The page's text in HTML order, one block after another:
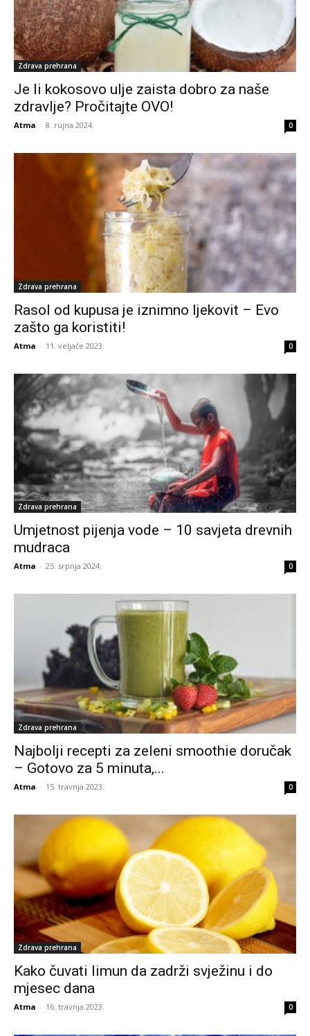
Zdrava prehrana
Je li kokosovo ulje zaista dobro za naše
zdravlje? Pročitajte OVO!
Atma - 8. rujna 2024. 0
Zdrava prehrana
Rasol od kupusa je iznimno ljekovit – Evo
zašto ga koristiti!
Atma - 11. veljače 2023. 0
Zdrava prehrana
Umjetnost pijenja vode – 10 savjeta drevnih
mudraca
Atma - 25. srpnja 2024. 0
Zdrava prehrana
Najbolji recepti za zeleni smoothie doručak
– Gotovo za 5 minuta,...
Atma - 15. travnja 2023. 0
Zdrava prehrana
Kako čuvati limun da zadrži svježinu i do
mjesec dana
Atma - 16. travnja 2023. 0